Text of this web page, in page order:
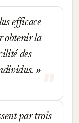
efficace
obtenir la
des
par trois